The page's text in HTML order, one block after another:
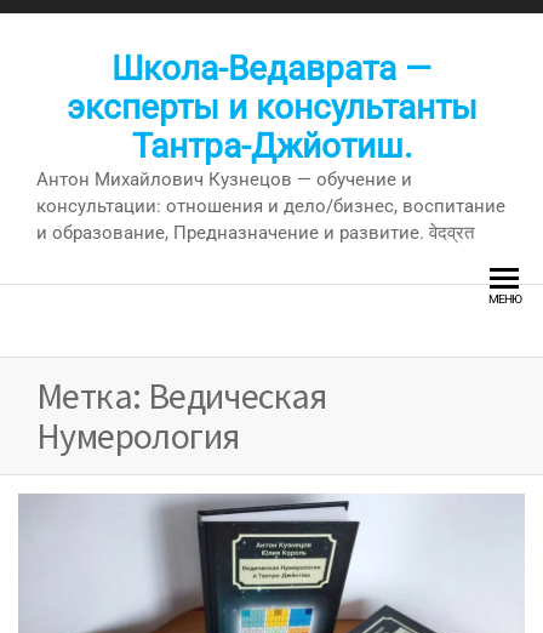
Перейти
Школа-Ведаврата —
эксперты и консультанты
Тантра-Джйотиш.
Антон Михайлович Кузнецов — обучение и
консультации: отношения и дело/бизнес, воспитание
и образование, Предназначение и развитие. वेदव्रत
МЕНЮ
Метка: Ведическая
Нумерология